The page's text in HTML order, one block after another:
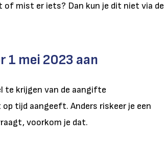
of mist er iets? Dan kun je dit niet via de
1 mei 2023 aan
te krijgen van de aangifte
tijd aangeeft. Anders riskeer je een
voorkom je dat.